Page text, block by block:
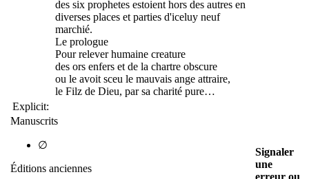
des six prophetes estoient hors des autres en
diverses places et parties d'iceluy neuf
marchié.
Le prologue
Pour relever humaine creature
des ors enfers et de la chartre obscure
ou le avoit sceu le mauvais ange attraire,
le Filz de Dieu, par sa charité pure…
Explicit:
Manuscrits
∅
Éditions anciennes
Signaler
une
erreur ou